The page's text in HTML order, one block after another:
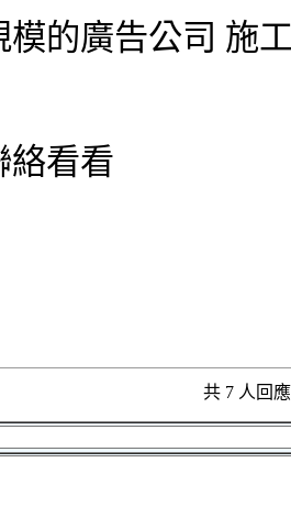
模的廣告公司 施
絡看看
共 7 人回